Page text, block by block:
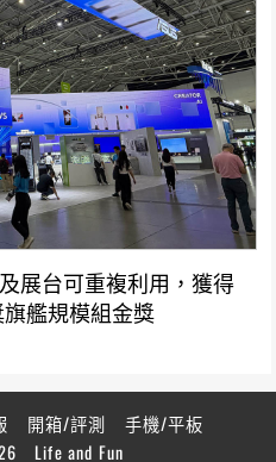
展台可重複利用，獲得
旗艦規模組金獎
開箱/評測
手機/平板
Life and Fun